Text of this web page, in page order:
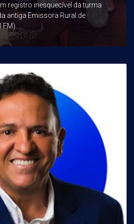
registro inesquecível da turma
antiga Emissora Rural de
...